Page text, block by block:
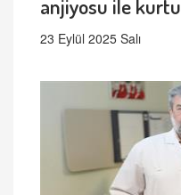
anjiyosu ile
23 Eylül 2025 Salı